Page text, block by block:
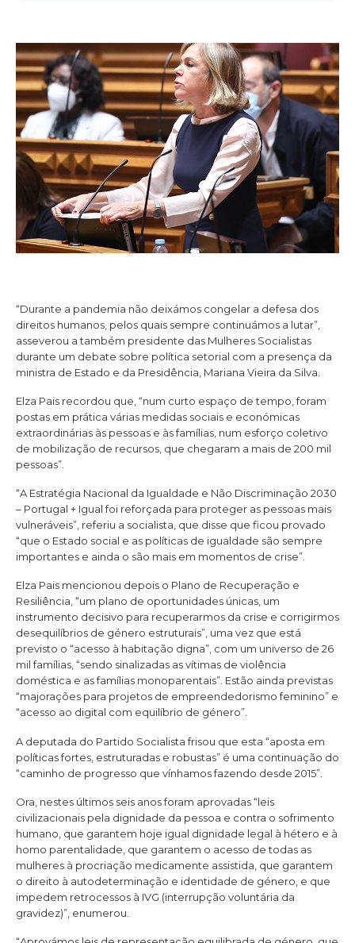
“Durante a pandemia não deixámos congelar a defesa dos
direitos humanos, pelos quais sempre continuámos a lutar”,
asseverou a também presidente das Mulheres Socialistas
durante um debate sobre política setorial com a presença da
ministra de Estado e da Presidência, Mariana Vieira da Silva.
Elza Pais recordou que, “num curto espaço de tempo, foram
postas em prática várias medidas sociais e económicas
extraordinárias às pessoas e às famílias, num esforço coletivo
de mobilização de recursos, que chegaram a mais de 200 mil
pessoas”.
“A Estratégia Nacional da Igualdade e Não Discriminação 2030
– Portugal + Igual foi reforçada para proteger as pessoas mais
vulneráveis”, referiu a socialista, que disse que ficou provado
“que o Estado social e as políticas de igualdade são sempre
importantes e ainda o são mais em momentos de crise”.
Elza Pais mencionou depois o Plano de Recuperação e
Resiliência, “um plano de oportunidades únicas, um
instrumento decisivo para recuperarmos da crise e corrigirmos
desequilíbrios de género estruturais”, uma vez que está
previsto o “acesso à habitação digna”, com um universo de 26
mil famílias, “sendo sinalizadas as vítimas de violência
doméstica e as famílias monoparentais”. Estão ainda previstas
“majorações para projetos de empreendedorismo feminino” e
“acesso ao digital com equilíbrio de género”.
A deputada do Partido Socialista frisou que esta “aposta em
políticas fortes, estruturadas e robustas” é uma continuação do
“caminho de progresso que vínhamos fazendo desde 2015”.
Ora, nestes últimos seis anos foram aprovadas “leis
civilizacionais pela dignidade da pessoa e contra o sofrimento
humano, que garantem hoje igual dignidade legal à hétero e à
homo parentalidade, que garantem o acesso de todas as
mulheres à procriação medicamente assistida, que garantem
o direito à autodeterminação e identidade de género, e que
impedem retrocessos à IVG (interrupção voluntária da
gravidez)”, enumerou.